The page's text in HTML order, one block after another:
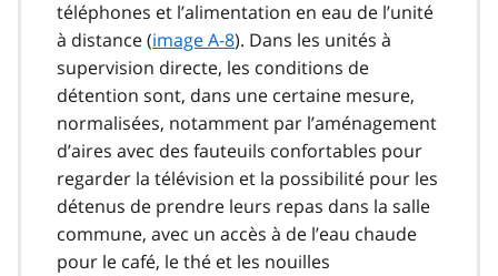
téléphones et l’alimentation en eau de l’unité
à distance (image A-8). Dans les unités à
supervision directe, les conditions de
détention sont, dans une certaine mesure,
normalisées, notamment par l’aménagement
d’aires avec des fauteuils confortables pour
regarder la télévision et la possibilité pour les
détenus de prendre leurs repas dans la salle
commune, avec un accès à de l’eau chaude
pour le café, le thé et les nouilles